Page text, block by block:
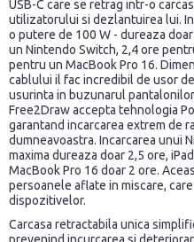
USB-C care se retrag intr-o
utilizatorului si dezlantuirea lui.
o putere de 100 W - dureaza
un Nintendo Switch, 2,4 ore
pentru un MacBook Pro 16.
cablului il fac incredibil de usor
usurinta in buzunarul
Free2Draw accepta tehnologia
garantand incarcarea extrem de
dumneavoastra. Incarcarea unui
maxima dureaza doar 2,5 ore,
MacBook Pro 16 doar 2 ore.
persoanele aflate in miscare,
dispozitivelor.
Carcasa retractabila unica